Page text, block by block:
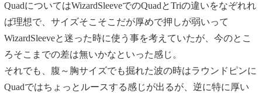
QuadについてはWizardSleeveでのQuadとTriの違いをなぞれれ
ば理想で、サイズそこそこだが厚めで押しが弱いって
WizardSleeveと迷った時に使う事を考えていたが、今のとこ
ろそこまでの差は無いかなといった感じ。
それでも、腹～胸サイズでも掘れた波の時はラウンドピンに
Quadではちょっとルースする感じが出るが、逆に特に厚い